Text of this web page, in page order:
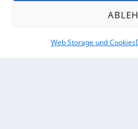
Web Storage und Cookies